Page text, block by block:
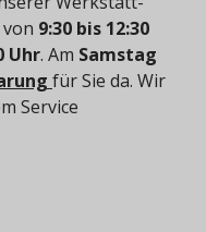
von 9:30 bis 12:30
Uhr. Am Samstag
für Sie da. Wir
Service